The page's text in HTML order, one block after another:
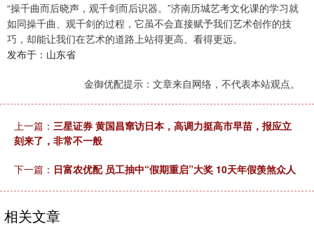
“操千曲而后晓声，观千剑而后识器。”济南历城艺考文化课的学习就
如同操千曲、观千剑的过程，它虽不会直接赋予我们艺术创作的技
巧，却能让我们在艺术的道路上站得更高、看得更远。
发布于：山东省
金御优配提示：文章来自网络，不代表本站观点。
上一篇： 三星证券 黄国昌窜访日本，高调力挺高市早苗，报应立
刻来了，非常不一般
下一篇： 日富农优配 员工抽中“假期重启”大奖 10天年假羡煞众人
相关文章